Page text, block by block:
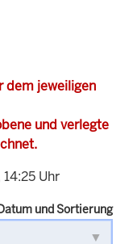
dem jeweiligen
und verlegte
Uhr
und Sortierung